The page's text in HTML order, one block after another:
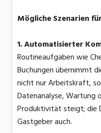
Mögliche Szenarien
1. Automatisierter
Routineaufgaben wie
Buchungen übernimmt
nicht nur Arbeitskraft,
Datenanalyse, Wartung
Produktivität steigt; die
Gastgeber auch.